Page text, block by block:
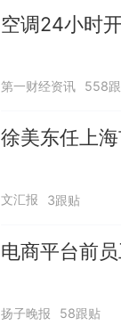
空调24小时
第一财经资讯 558
徐美东任上
文汇报 3跟贴
电商平台前
扬子晚报 58跟贴